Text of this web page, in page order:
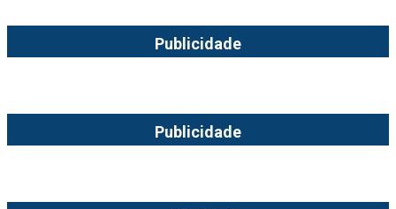
Publicidade
Publicidade